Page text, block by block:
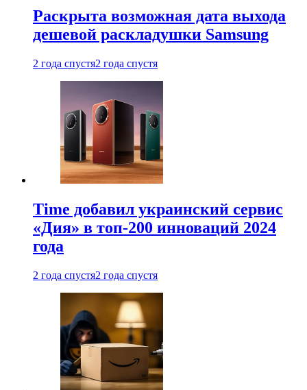
Раскрыта возможная дата выхода
дешевой раскладушки Samsung
2 года спустя2 года спустя
Time добавил украинский сервис
«Дия» в топ-200 инноваций 2024
года
2 года спустя2 года спустя